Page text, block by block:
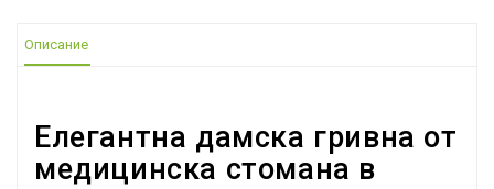
Описание
Елегантна дамска гривна от
медицинска стомана в